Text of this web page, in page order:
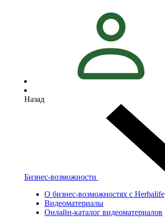
Назад
Бизнес-возможности
О бизнес-возможностях с Herbalife
Видеоматериалы
Онлайн-каталог видеоматериалов